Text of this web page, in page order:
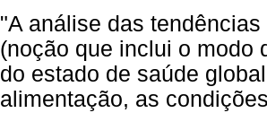
"A análise das
(noção que inclui o modo
do estado de saúde
alimentação, as